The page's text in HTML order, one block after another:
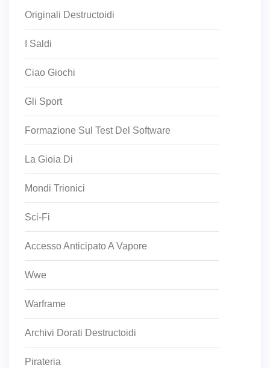
Originali Destructoidi
I Saldi
Ciao Giochi
Gli Sport
Formazione Sul Test Del Software
La Gioia Di
Mondi Trionici
Sci-Fi
Accesso Anticipato A Vapore
Wwe
Warframe
Archivi Dorati Destructoidi
Pirateria